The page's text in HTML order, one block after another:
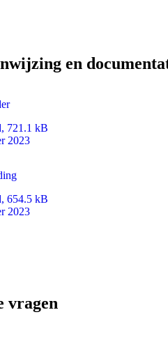
en
, 721.1 kB
2023
, 654.5 kB
2023
vragen